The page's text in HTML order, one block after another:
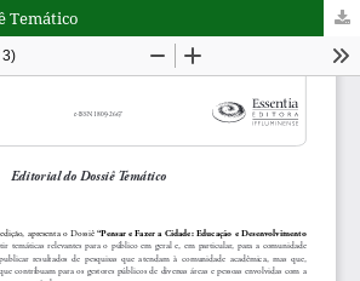
Temático